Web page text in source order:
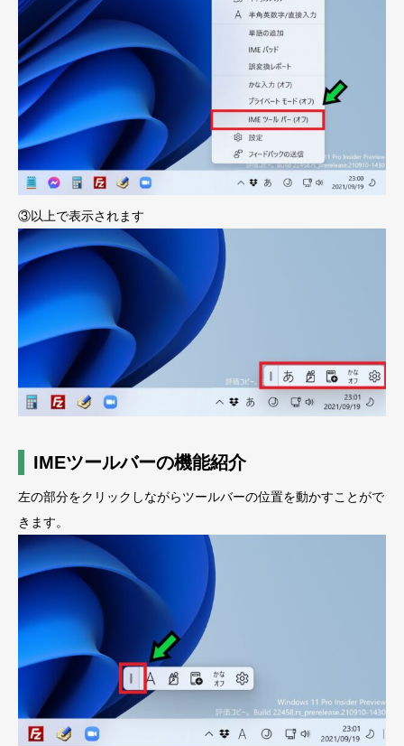
③以上で表示されます
IMEツールバーの機能紹介
左の部分をクリックしながらツールバーの位置を動かすことがで
きます。